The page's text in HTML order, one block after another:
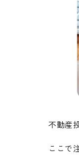
不動産
ここで